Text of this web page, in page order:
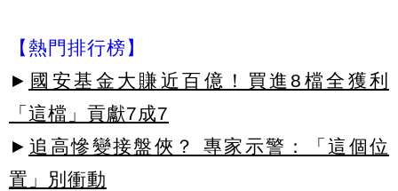
【熱門排行榜】
► 國安基金大賺近百億！買進8檔全獲利
「這檔」貢獻7成7
► 追高慘變接盤俠？ 專家示警：「這個位
置」別衝動